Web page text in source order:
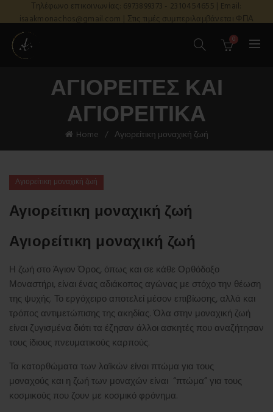
Τηλέφωνο επικοινωνίας: 6973899373 - 2310454655 | Email:
isaakmonachos@gmail.com | Στις τιμές συμπεριλαμβάνεται ΦΠΑ
0
ΑΓΙΟΡΕΊΤΕΣ ΚΑΙ
ΑΓΙΟΡΕΊΤΙΚΑ
Home Αγιορείτικη μοναχική ζωή
Αγιορείτικη μοναχική ζωή
Αγιορείτικη μοναχική ζωή
Αγιορείτικη μοναχική ζωή
Η ζωή στο Άγιον Όρος, όπως και σε κάθε Ορθόδοξο
Μοναστήρι, είναι ένας αδιάκοπος αγώνας με στόχο την θέωση
της ψυχής. Το εργόχειρο αποτελεί μέσον επιβίωσης, αλλά και
τρόπος αντιμετώπισης της ακηδίας. Όλα στην μοναχική ζωή
είναι ζυγισμένα διότι τα έζησαν άλλοι ασκητές που αναζήτησαν
τους ίδιους πνευματικούς καρπούς.
Τα κατορθώματα των λαϊκών είναι πτώμα για τους
μοναχούς και η ζωή των μοναχών είναι “πτώμα” για τους
κοσμικούς που ζουν με κοσμικό φρόνημα.